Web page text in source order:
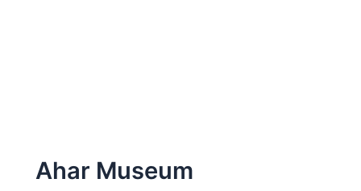
Ahar Museum